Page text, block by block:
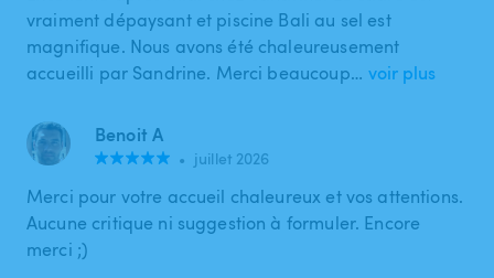
vraiment dépaysant et piscine Bali au sel est
magnifique. Nous avons été chaleureusement
accueilli par Sandrine. Merci beaucoup… voir plus
Benoit A
• juillet 2026
Merci pour votre accueil chaleureux et vos attentions.
Aucune critique ni suggestion à formuler. Encore
merci ;)